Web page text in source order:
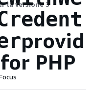
la versione 3
provid
PHP